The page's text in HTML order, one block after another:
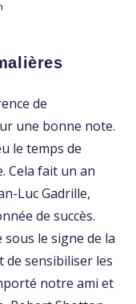
de
une bonne note.
le temps de
Cela fait un an
Luc Gadrille,
de succès.
sous le signe de la
sensibiliser les
notre ami et